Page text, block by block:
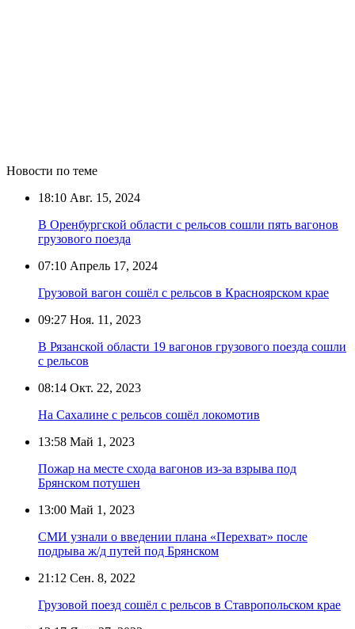
Новости по теме
18:10 Авг. 15, 2024
В Оренбургской области с рельсов сошли пять вагонов
грузового поезда
07:10 Апрель 17, 2024
Грузовой вагон сошёл с рельсов в Красноярском крае
09:27 Ноя. 11, 2023
В Рязанской области 19 вагонов грузового поезда сошли
с рельсов
08:14 Окт. 22, 2023
На Сахалине с рельсов сошёл локомотив
13:58 Май 1, 2023
Пожар на месте схода вагонов из-за взрыва под
Брянском потушен
13:00 Май 1, 2023
СМИ узнали о введении плана «Перехват» после
подрыва ж/д путей под Брянском
21:12 Сен. 8, 2022
Грузовой поезд сошёл с рельсов в Ставропольском крае